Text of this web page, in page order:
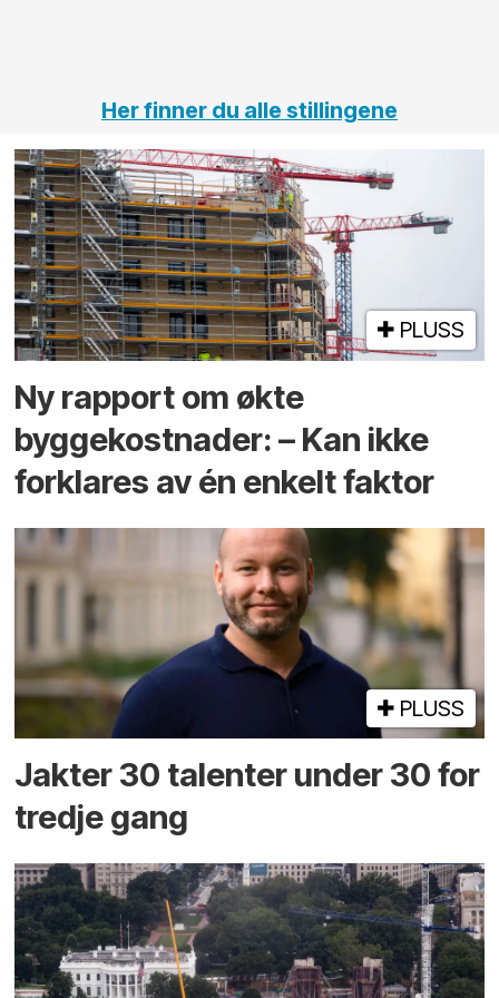
Her finner du alle stillingene
PLUSS
Ny rapport om økte
byggekostnader: – Kan ikke
forklares av én enkelt faktor
PLUSS
Jakter 30 talenter under 30 for
tredje gang